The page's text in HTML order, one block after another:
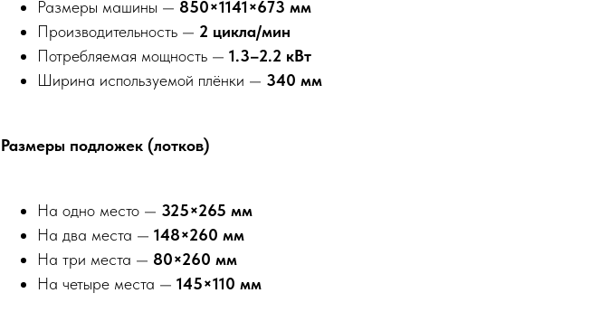
Размеры машины — 850×1141×673 мм
Производительность — 2 цикла/мин
Потребляемая мощность — 1.3–2.2 кВт
Ширина используемой плёнки — 340 мм
Размеры подложек (лотков)
На одно место — 325×265 мм
На два места — 148×260 мм
На три места — 80×260 мм
На четыре места — 145×110 мм